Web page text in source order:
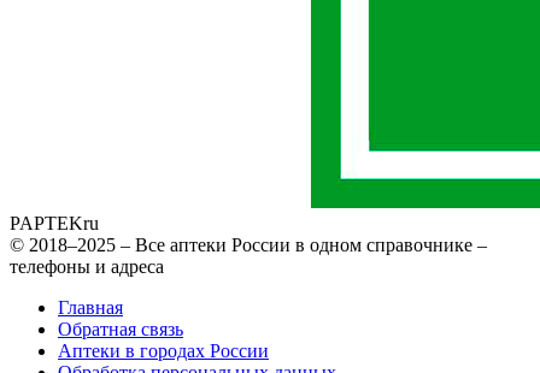
PAPTEKru
© 2018–2025 – Все аптеки России в одном справочнике –
телефоны и адреса
Главная
Обратная связь
Аптеки в городах России